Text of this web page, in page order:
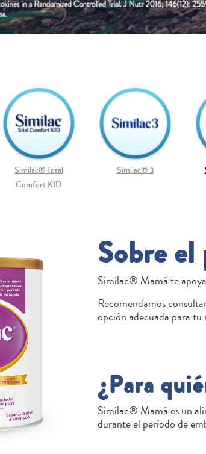
Similac® Total
Comfort KID
Similac® 3
Sobre
Similac® Mamá te
Recomendamos
opción adecuada para
¿Para
Similac® Mamá es un
durante el período de